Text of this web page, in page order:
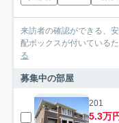
来訪者の確認ができる、
配ボックスが付いている
る
募集中の部屋
201
5.3万